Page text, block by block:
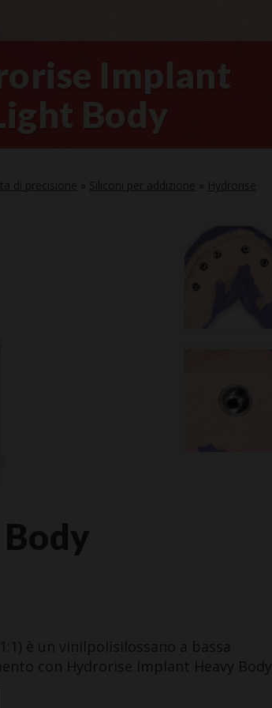
Implant
Body
di precisione Siliconi per addizione
Hydrorise
è un vinilpolisilossano a bassa
con Hydrorise Implant Heavy Body.